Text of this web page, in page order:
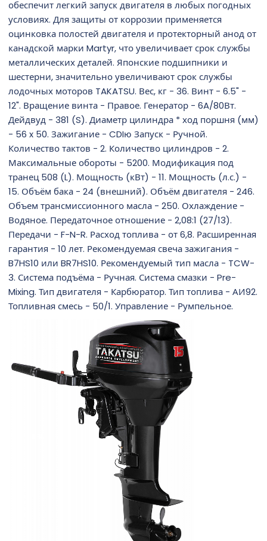
обеспечит легкий запуск двигателя в любых погодных
условиях. Для защиты от коррозии применяется
оцинковка полостей двигателя и протекторный анод от
канадской марки Martyr, что увеличивает срок службы
металлических деталей. Японские подшипники и
шестерни, значительно увеличивают срок службы
лодочных моторов TAKATSU. Вес, кг - 36. Винт - 6.5" -
12". Вращение винта - Правое. Генератор - 6A/80Вт.
Дейдвуд - 381 (S). Диаметр цилиндра * ход поршня (мм)
- 56 x 50. Зажигание - CDIю Запуск - Ручной.
Количество тактов - 2. Количество цилиндров - 2.
Максимальные обороты - 5200. Модификация под
транец 508 (L). Мощность (кВт) - 11. Мощность (л.с.) -
15. Объём бака - 24 (внешний). Объём двигателя - 246.
Объем трансмиссионного масла - 250. Охлаждение -
Водяное. Передаточное отношение - 2,08:1 (27/13).
Передачи - F-N-R. Расход топлива - от 6,8. Расширенная
гарантия - 10 лет. Рекомендуемая свеча зажигания -
B7HS10 или BR7HS10. Рекомендуемый тип масла - TCW-
3. Система подъёма - Ручная. Система смазки - Pre-
Mixing. Тип двигателя - Карбюратор. Тип топлива - АИ92.
Топливная смесь - 50/1. Управление - Румпельное.